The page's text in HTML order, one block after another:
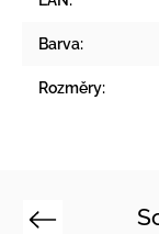
Barva:
Rozměry:
Previous